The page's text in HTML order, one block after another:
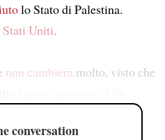
lo Stato di Palestina.
Uniti.
non cambierà molto, visto che
conversation